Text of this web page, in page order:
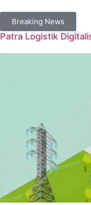
Breaking News
Patra Logistik